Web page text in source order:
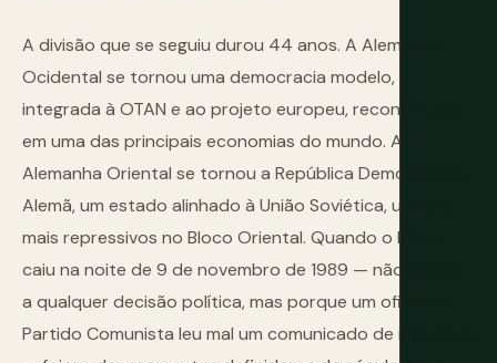
A divisão que se seguiu durou 44 anos. A Alemanha
Ocidental se tornou uma democracia modelo,
integrada à OTAN e ao projeto europeu, reconstruída
em uma das principais economias do mundo. A
Alemanha Oriental se tornou a República Democrática
Alemã, um estado alinhado à União Soviética, um dos
mais repressivos no Bloco Oriental. Quando o Muro
caiu na noite de 9 de novembro de 1989 — não devido
a qualquer decisão política, mas porque um oficial do
Partido Comunista leu mal um comunicado de imprensa